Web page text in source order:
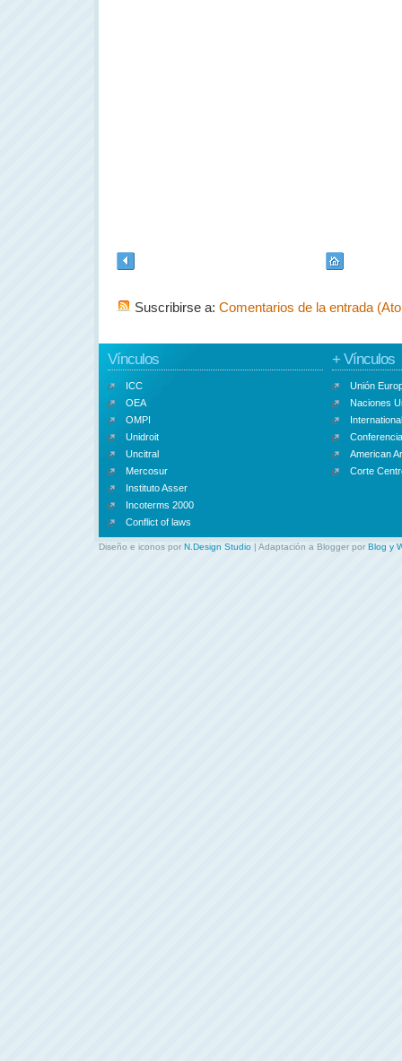
Suscribirse a: Comentarios de la entrada
Vínculos
ICC
OEA
OMPI
Unidroit
Uncitral
Mercosur
Instituto Asser
Incoterms 2000
Conflict of laws
+ Vínculos
Unión
Naciones
American
Corte
Diseño e iconos por N.Design Studio | Adaptación a Blogger por Blog y